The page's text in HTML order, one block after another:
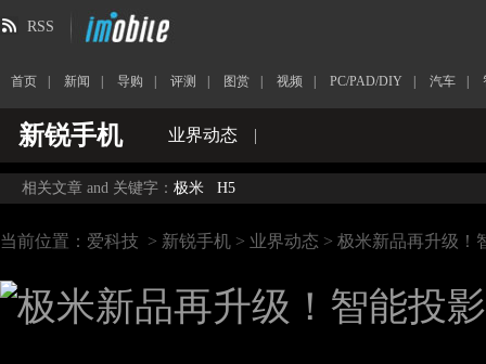
RSS
首页 新闻 导购 评测 图赏 视频 PC/PAD/DIY 汽车
新锐手机 业界动态 |
相关文章 and 关键字： 极米 H5
当前位置： 爱科技 > 新锐手机 > 业界动态 > 极米新品再升级！